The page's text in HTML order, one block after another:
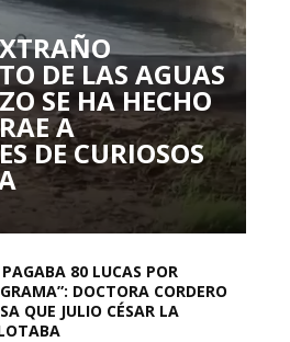
DE LAS AGUAS
SE HA HECHO
A
DE CURIOSOS
80 LUCAS POR
DOCTORA CORDERO
QUE JULIO CÉSAR LA